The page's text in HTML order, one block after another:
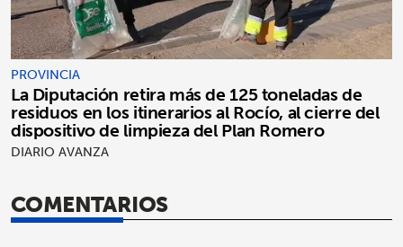
PROVINCIA
La Diputación retira más de 125 toneladas de
residuos en los itinerarios al Rocío, al cierre del
dispositivo de limpieza del Plan Romero
DIARIO AVANZA
COMENTARIOS